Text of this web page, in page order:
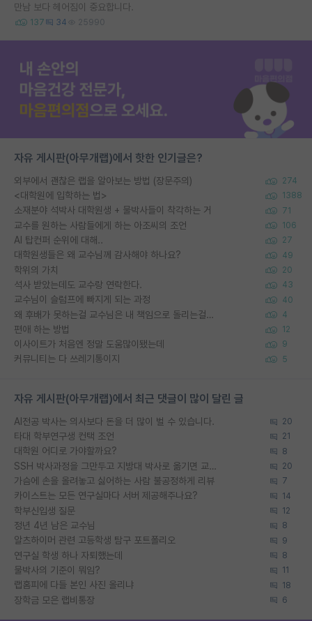
만남 보다 헤어짐이 중요합니다.
137 34 25990
자유 게시판(아무개랩)에서 핫한 인기글은?
외부에서 괜찮은 랩을 알아보는 방법 (장문주의) 274
<대학원에 입학하는 법> 1388
소재분야 석박사 대학원생 + 물박사들이 착각하는 거 71
교수를 원하는 사람들에게 하는 아조씨의 조언 106
AI 탑컨퍼 순위에 대해.. 27
대학원생들은 왜 교수님께 감사해야 하나요? 49
학위의 가치 20
석사 받았는데도 교수랑 연락한다. 43
교수님이 슬럼프에 빠지게 되는 과정 40
왜 후배가 못하는걸 교수님은 내 책임으로 돌리는걸까요? 4
편애 하는 방법 12
이사이트가 처음엔 정말 도움많이됐는데 9
커뮤니티는 다 쓰레기통이지 5
자유 게시판(아무개랩)에서 최근 댓글이 많이 달린 글
AI전공 박사는 의사보다 돈을 더 많이 벌 수 있습니다. 20
타대 학부연구생 컨택 조언 21
대학원 어디로 가야할까요? 8
SSH 박사과정을 그만두고 지방대 박사로 옮기면 교수의 꿈은 끝일까요? 20
가슴에 손을 올려놓고 싫어하는 사람 불공정하게 리뷰 7
카이스트는 모든 연구실마다 서버 제공해주나요? 14
학부신입생 질문 12
정년 4년 남은 교수님 8
알츠하이머 관련 고등학생 탐구 포트폴리오 9
연구실 학생 하나 자퇴했는데 8
물박사의 기준이 뭐임? 11
랩홈피에 다들 본인 사진 올리냐 18
장학금 모은 랩비통장 6